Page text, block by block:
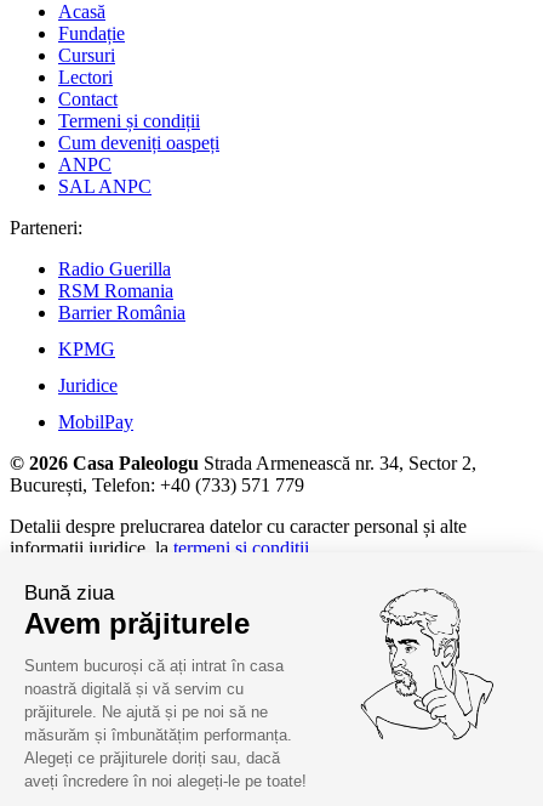
Acasă
Fundație
Cursuri
Lectori
Contact
Termeni și condiții
Cum deveniți oaspeți
ANPC
SAL ANPC
Parteneri:
Radio Guerilla
RSM Romania
Barrier România
KPMG
Juridice
MobilPay
© 2026 Casa Paleologu Strada Armenească nr. 34, Sector 2,
București, Telefon: +40 (733) 571 779
Detalii despre prelucrarea datelor cu caracter personal și alte
informații juridice, la termeni și condiții.
Bună ziua
Avem prăjiturele
Suntem bucuroși că ați intrat în casa
noastră digitală și vă servim cu
prăjiturele. Ne ajută și pe noi să ne
măsurăm și îmbunătățim performanța.
Alegeți ce prăjiturele doriți sau, dacă
aveți încredere în noi alegeți-le pe toate!